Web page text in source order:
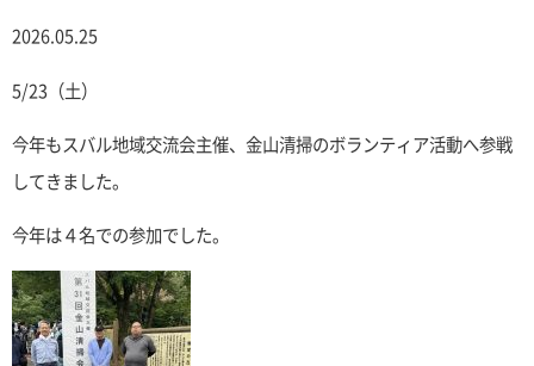
2026.05.25
5/23（土）
今年もスバル地域交流会主催、金山清掃のボランティア活動へ参戦
してきました。
今年は４名での参加でした。